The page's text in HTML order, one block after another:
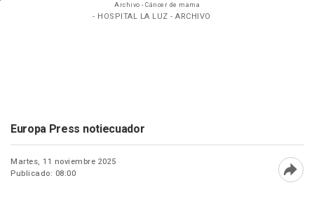
Archivo - Cáncer de mama
- HOSPITAL LA LUZ - ARCHIVO
Europa Press notiecuador
Martes, 11 noviembre 2025
Publicado: 08:00